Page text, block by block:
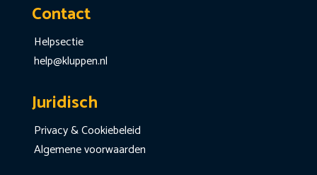
Contact
Helpsectie
help@kluppen.nl
Juridisch
Privacy & Cookiebeleid
Algemene voorwaarden